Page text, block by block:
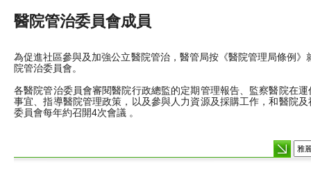
醫院管治委員會成員
為促進社區參與及加強公立醫院管治，醫管局按《醫院管理局條例
院管治委員會。
各醫院管治委員會審閱醫院行政總監的定期管理報告、監察醫院在
事宜、指導醫院管理政策，以及參與人力資源及採購工作，和醫院
委員會每年約召開4次會議 。